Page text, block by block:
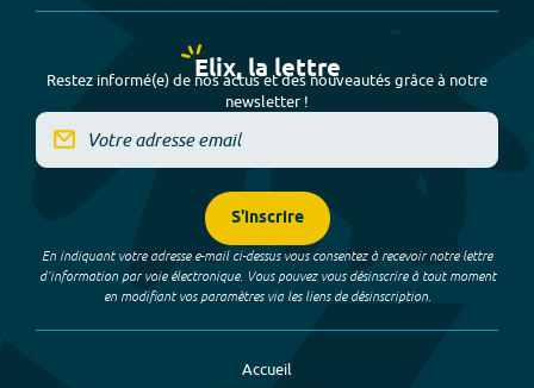
Elix, la lettre
Restez informé(e) de nos actus et des nouveautés grâce à notre
newsletter !
S'inscrire
En indiquant votre adresse e-mail ci-dessus vous consentez à recevoir notre lettre
d’information par voie électronique. Vous pouvez vous désinscrire à tout moment
en modifiant vos paramètres via les liens de désinscription.
Accueil